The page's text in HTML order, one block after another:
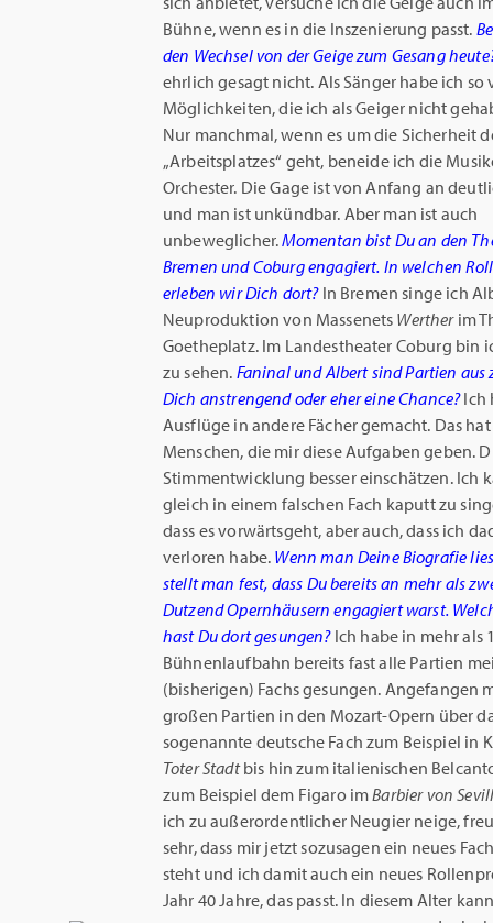
Bühne, wenn es in die Inszenierung passt.
den Wechsel von der Geige zum Gesang
ehrlich gesagt nicht. Als Sänger habe ich so
Möglichkeiten, die ich als Geiger nicht
Nur manchmal, wenn es um die Sicherheit
„Arbeitsplatzes“ geht, beneide ich die
Orchester. Die Gage ist von Anfang an
und man ist unkündbar. Aber man ist auch
unbeweglicher.Momentan bist Du an den
Bremen und Coburg engagiert. In welchen
erleben wir Dich dort? In Bremen singe ich
Neuproduktion von Massenets Wertherim
Goetheplatz. Im Landestheater Coburg bin
zu sehen. Faninal und Albert sind Partien
Dich anstrengend oder eher eine Chance?Ich
Ausflüge in andere Fächer gemacht. Das
Menschen, die mir diese Aufgaben geben.
Stimmentwicklung besser einschätzen. Ich
gleich in einem falschen Fach kaputt zu
dass es vorwärtsgeht, aber auch, dass ich
verloren habe. Wenn man Deine Biografie
stellt man fest, dass Du bereits an mehr als
Dutzend Opernhäusern engagiert warst.
hast Du dort gesungen? Ich habe in mehr als
Bühnenlaufbahn bereits fast alle Partien
(bisherigen) Fachs gesungen. Angefangen
großen Partien in den Mozart-Opern über
sogenannte deutsche Fach zum Beispiel in
ToterStadtbis hin zum italienischen
zum Beispiel dem Figaro imBarbier von
ich zu außerordentlicher Neugier neige,
sehr, dass mir jetzt sozusagen ein neues
steht und ich damit auch ein neues
Jahr 40 Jahre, das passt. In diesem Alter